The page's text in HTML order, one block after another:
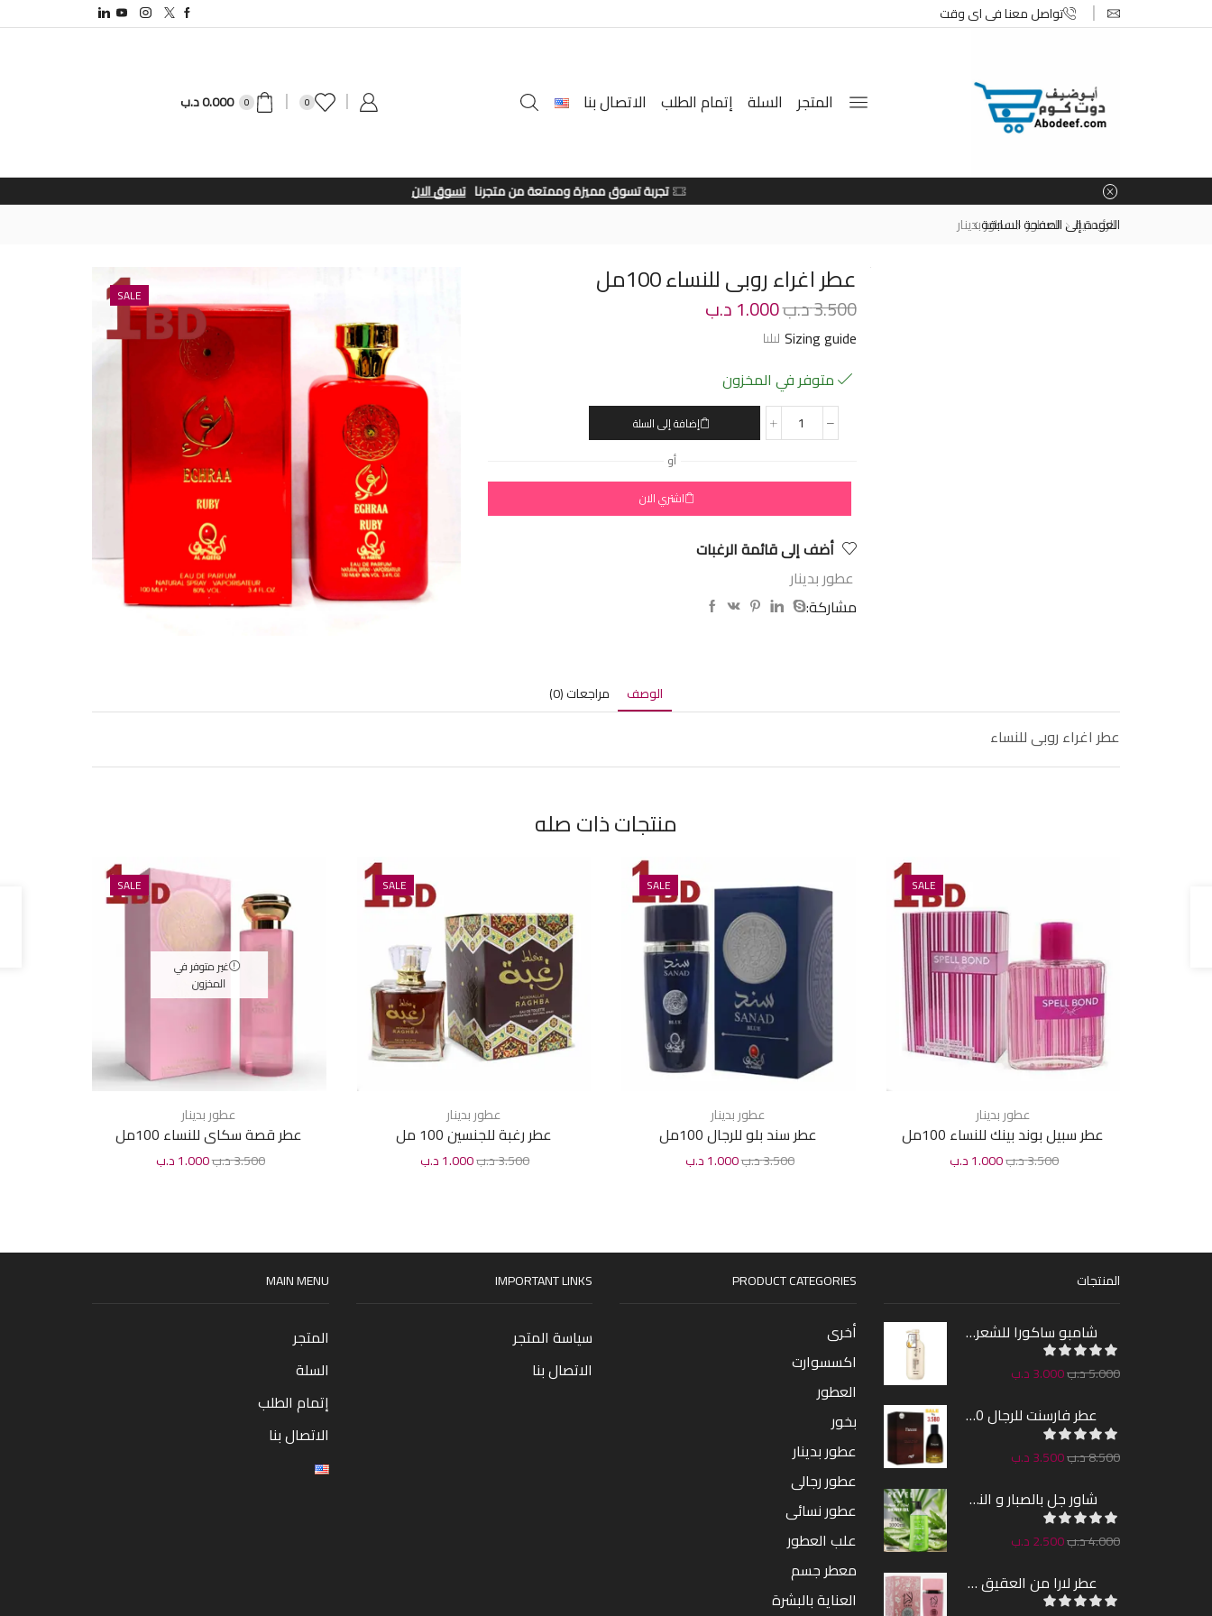
تواصل معنا في اي وقت
المتجر السلة إتمام الطلب الاتصال بنا 0
0
0.000د.ب
تجربة تسوق مميزة وممتعة من متجرنا تسوق الان
الرئيسية
العطور عطور بدينار
العودة إلى الصفحة السابقة
SALE عطر اغراء روبى للنساء 100مل
3.500د.ب1.000د.ب
Sizing guide
متوفر في المخزون
إضافة إلى السلة
أو
اشتري الان
أضف إلى قائمة الرغبات
عطور بدينار
مشاركة:
الوصف مراجعات (0)
عطر اغراء روبى للنساء
منتجات ذات صله
SALE
عطور بدينار
عطر سبيل بوند بينك للنساء 100مل
3.500د.ب1.000د.ب
SALE
عطور بدينار
عطر سند بلو للرجال 100مل
3.500د.ب1.000د.ب
SALE
عطور بدينار
عطر رغبة للجنسين 100 مل
3.500د.ب1.000د.ب
SALE
غير متوفر في
المخزون
عطور بدينار
عطر قصة سكاى للنساء 100مل
3.500د.ب1.000د.ب
MAIN MENU
المتجر
السلة
إتمام الطلب
الاتصال بنا
IMPORTANT LINKS
سياسة المتجر
الاتصال بنا
PRODUCT CATEGORIES
أخرى
اكسسوارت
العطور
بخور
عطور بدينار
عطور رجالى
عطور نسائى
علب العطور
معطر جسم
العناية بالبشرة
المنتجات
شامبو ساكورا للشعر 300مل
5.000د.ب3.000د.ب
عطر فارسنت للرجال 100مل
8.500د.ب3.500د.ب
شاور جل بالصبار و النعناع من ريفيل 1000مل
4.000د.ب2.500د.ب
عطر لارا من العقيق 100مل